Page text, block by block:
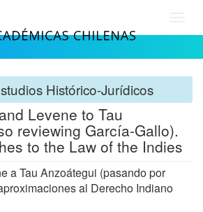
Histórico-Jurídicos
Levene to Tau
reviewing García-Gallo).
to the Law of the Indies
a Tau Anzoátegui (pasando por
al Derecho Indiano